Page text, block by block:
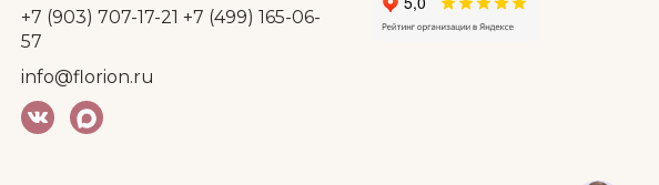
+7 (903) 707-17-21 +7 (499) 165-06-
57
info@florion.ru